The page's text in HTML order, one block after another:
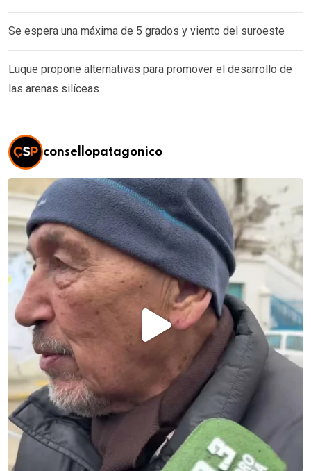
Se espera una máxima de 5 grados y viento del suroeste
Luque propone alternativas para promover el desarrollo de
las arenas silíceas
consellopatagonico